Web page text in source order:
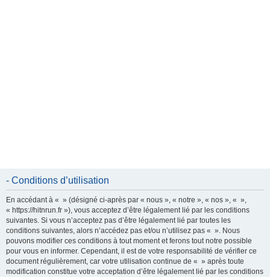
- Conditions d’utilisation
En accédant à « » (désigné ci-après par « nous », « notre », « nos », « »,
« https://hitnrun.fr »), vous acceptez d’être légalement lié par les conditions
suivantes. Si vous n’acceptez pas d’être légalement lié par toutes les
conditions suivantes, alors n’accédez pas et/ou n’utilisez pas « ». Nous
pouvons modifier ces conditions à tout moment et ferons tout notre possible
pour vous en informer. Cependant, il est de votre responsabilité de vérifier ce
document régulièrement, car votre utilisation continue de « » après toute
modification constitue votre acceptation d’être légalement lié par les conditions